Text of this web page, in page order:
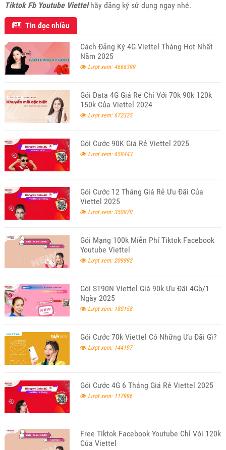
Tiktok Fb Youtube Viettelhãy đăng ký sử dụng ngay nhé.
Tin đọc nhiều
Cách Đăng Ký 4G Viettel Tháng Hot Nhất
Năm 2025
Lượt xem: 4666399
Gói Data 4G Giá Rẻ Chỉ Với 70k 90k 120k
150k Của Viettel 2024
Lượt xem: 672325
Gói Cước 90K Giá Rẻ Viettel 2025
Lượt xem: 658443
Gói Cước 12 Tháng Giá Rẻ Ưu Đãi Của
Viettel 2025
Lượt xem: 350870
Gói Mạng 100k Miễn Phí Tiktok Facebook
Youtube Viettel
Lượt xem: 209892
Gói ST90N Viettel Giá 90k Ưu Đãi 4Gb/1
Ngày 2025
Lượt xem: 180158
Gói Cước 70k Viettel Có Những Ưu Đãi Gì?
Lượt xem: 144197
Gói Cước 4G 6 Tháng Giá Rẻ Viettel 2025
Lượt xem: 117996
Free Tiktok Facebook Youtube Chỉ Với 120k
Của Viettel